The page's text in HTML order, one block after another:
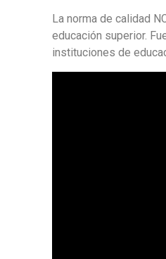
La norma de calidad
educación superior.
instituciones de